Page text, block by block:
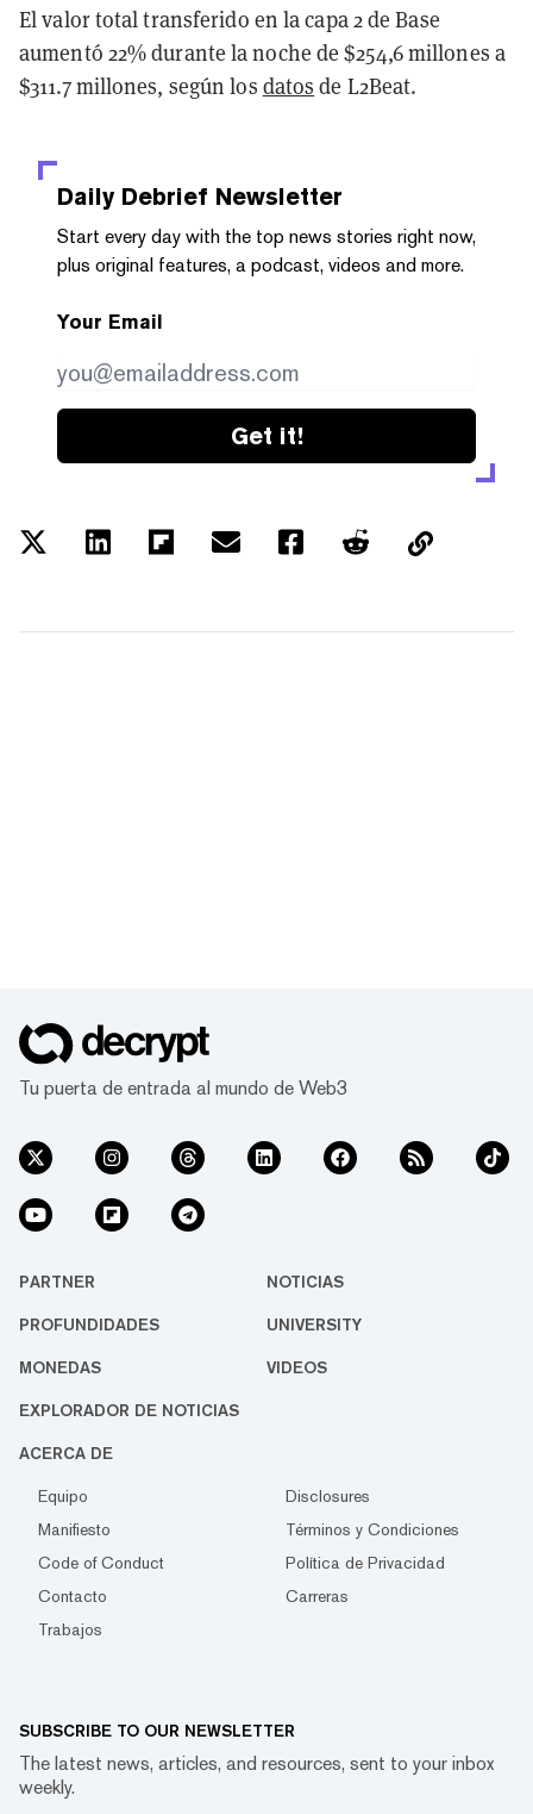
El valor total transferido en la capa 2 de Base
aumentó 22% durante la noche de $254,6 millones a
$311.7 millones, según los datos de L2Beat.
Daily Debrief Newsletter
Start every day with the top news stories right now,
plus original features, a podcast, videos and more.
Your Email
Get it!
Tu puerta de entrada al mundo de Web3
PARTNER NOTICIAS
PROFUNDIDADES UNIVERSITY
MONEDAS VIDEOS
EXPLORADOR DE NOTICIAS
ACERCA DE
Equipo
Disclosures
Manifiesto
Términos y Condiciones
Code of Conduct
Política de Privacidad
Contacto
Carreras
Trabajos
SUBSCRIBE TO OUR NEWSLETTER
The latest news, articles, and resources, sent to your inbox
weekly.